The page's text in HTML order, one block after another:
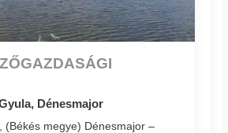
Dénesmajor
(Békés megye) Dénesmajor –